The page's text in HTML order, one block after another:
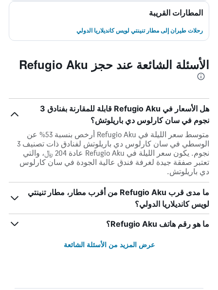
المطارات القريبة
رحلات طيران إلى مطار تنينتي لويس كانديلاريا الدولي
الأسئلة الشائعة عند حجز Refugio Aku
هل الأسعار في Refugio Aku قابلة للمقارنة بفنادق 3
نجوم في سان كارلوس دي باريلوتش؟
متوسط سعر الليلة في Refugio Aku أرخص بنسبة 53% عن
الوسطي في سان كارلوس دي باريلوتش لفنادق ذات تصنيف 3
نجوم. يكون سعر الليلة في Refugio Aku عادة 204 ﷼، والتي
تعتبر صفقة جيدة لغرفة فندق عالية الجودة في سان كارلوس
دي باريلوتش.
ما مدى قرب Refugio Aku من أقرب مطار، مطار تنينتي
لويس كانديلاريا الدولي؟
ما هو رقم هاتف Refugio Aku؟
عرض المزيد من الأسئلة الشائعة